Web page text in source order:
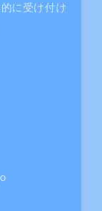
に受け付け